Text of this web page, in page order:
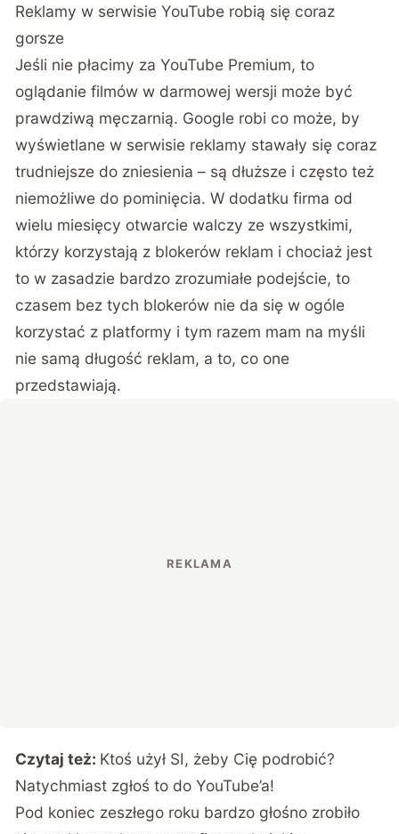
Reklamy w serwisie YouTube robią się coraz
gorsze
Jeśli nie płacimy za YouTube Premium, to
oglądanie filmów w darmowej wersji może być
prawdziwą męczarnią. Google robi co może, by
wyświetlane w serwisie reklamy stawały się coraz
trudniejsze do zniesienia – są dłuższe i często też
niemożliwe do pominięcia. W dodatku firma od
wielu miesięcy otwarcie walczy ze wszystkimi,
którzy korzystają z blokerów reklam i chociaż jest
to w zasadzie bardzo zrozumiałe podejście, to
czasem bez tych blokerów nie da się w ogóle
korzystać z platformy i tym razem mam na myśli
nie samą długość reklam, a to, co one
przedstawiają.
Czytaj też: Ktoś użył SI, żeby Cię podrobić?
Natychmiast zgłoś to do YouTube’a!
Pod koniec zeszłego roku bardzo głośno zrobiło